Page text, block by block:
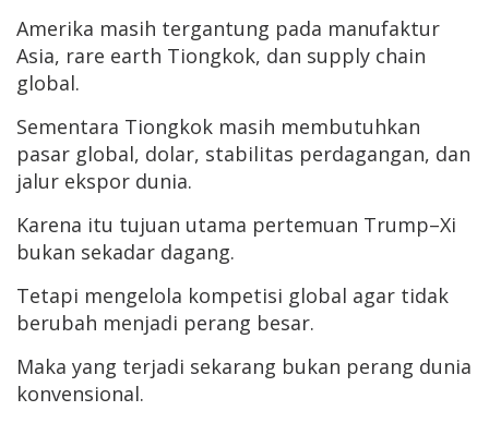
Amerika masih tergantung pada manufaktur
Asia, rare earth Tiongkok, dan supply chain
global.
Sementara Tiongkok masih membutuhkan
pasar global, dolar, stabilitas perdagangan, dan
jalur ekspor dunia.
Karena itu tujuan utama pertemuan Trump–Xi
bukan sekadar dagang.
Tetapi mengelola kompetisi global agar tidak
berubah menjadi perang besar.
Maka yang terjadi sekarang bukan perang dunia
konvensional.